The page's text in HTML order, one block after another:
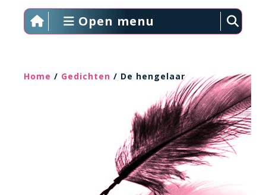
Open menu
Home / Gedichten / De hengelaar